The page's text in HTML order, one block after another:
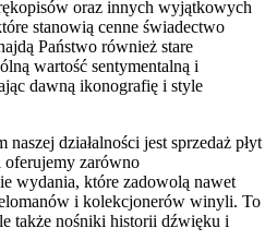
oraz innych wyjątkowych
stanowią cenne świadectwo
Państwo również stare
wartość sentymentalną i
dawną ikonografię i style
działalności jest sprzedaż płyt
zarówno
wydania, które zadowolą nawet
i kolekcjonerów winyli. To
także nośniki historii dźwięku i